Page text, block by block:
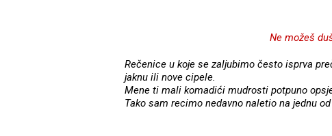
Ne možeš
Rečenice u koje se zaljubimo često isprva
jaknu ili nove cipele.
Mene ti mali komadići mudrosti potpuno
Tako sam recimo nedavno naletio na jednu